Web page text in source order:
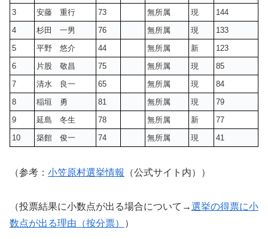
3
安藤 重行 73 無所属 現
144
4
杉田 一男 76 無所属 現
133
5
平野 悠介 44 無所属 新
123
6
片股 敬昌 75 無所属 現
85
7
清水 良一 65 無所属 現
84
8
稲垣 勇 81 無所属 現
79
9
延島 冬生 78 無所属 新
77
10
築館 俊一 74 無所属 現 41
（参考： 小笠原村選挙情報 （公式サイト内））
（投票結果に小数点が出る場合について→選挙の得票に小
数点が出る理由（按分票）
）